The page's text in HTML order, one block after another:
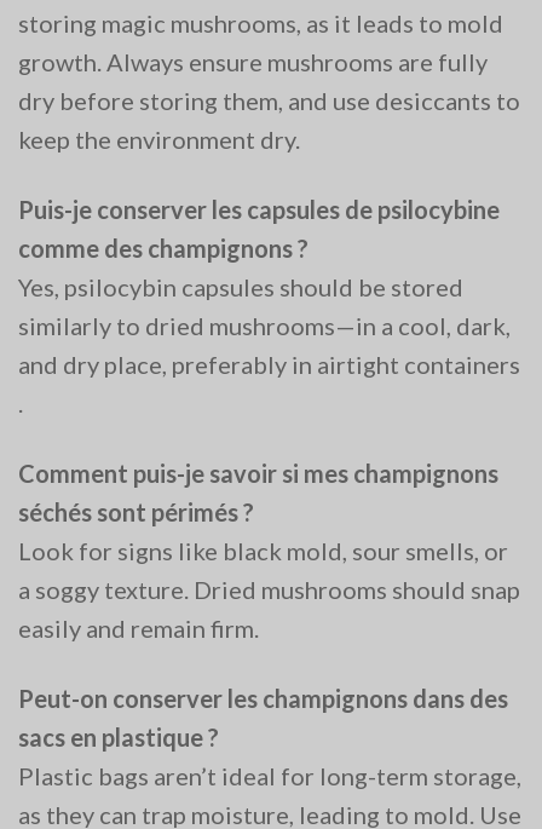
storing magic mushrooms, as it leads to mold
growth. Always ensure mushrooms are fully
dry before storing them, and use desiccants to
keep the environment dry​.
Puis-je conserver les capsules de psilocybine
comme des champignons ?
Yes, psilocybin capsules should be stored
similarly to dried mushrooms—in a cool, dark,
and dry place, preferably in airtight containers​
.
Comment puis-je savoir si mes champignons
séchés sont périmés ?
Look for signs like black mold, sour smells, or
a soggy texture. Dried mushrooms should snap
easily and remain firm​.
Peut-on conserver les champignons dans des
sacs en plastique ?
Plastic bags aren’t ideal for long-term storage,
as they can trap moisture, leading to mold. Use